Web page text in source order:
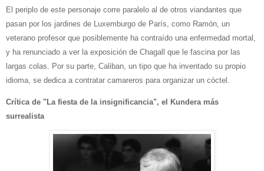
El periplo de este personaje corre paralelo al de otros viandantes que
pasan por los jardines de Luxemburgo de París, como Ramón, un
veterano profesor que posiblemente ha contraído una enfermedad mortal,
y ha renunciado a ver la exposición de Chagall que le fascina por las
largas colas. Por su parte, Caliban, un tipo que ha inventado su propio
idioma, se dedica a contratar camareros para organizar un cóctel.
Crítica de "La fiesta de la insignificancia", el Kundera más
surrealista